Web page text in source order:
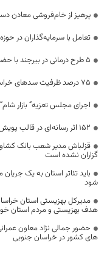
پرهیز از خام‌فروشی معادن
تعامل با سرمایه‌گذاران در
5 طرح درمانی در بیرجند با حضور وزیر بهداشت افتتاح شد
75 درصد ظرفیت سدهای خراسان جنوبی خالی از آب
اجرای مجلس تعزیه” بازار
۱۵۲ اثر رسانه‌ای در قالب پویش رسانه‌ای “ماه امید” در خراسان جنوبی دریافت شد
قزلباش مدیر شعب بانک
گزاران نشده است
باید تئاتر استان به یک
شود
مدیرکل بهزیستی استان
هدف بهزیستی و مردم استان
حضور جمالی نژاد معاون
های کشور در خراسان جنوبی